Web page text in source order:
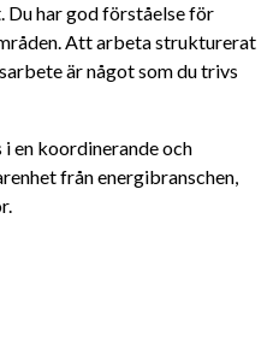
har god förståelse för
Att arbeta strukturerat
är något som du trivs
en koordinerande och
från energibranschen,